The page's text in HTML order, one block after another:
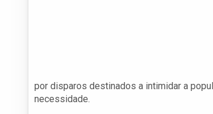
por disparos destinados a intimidar a
necessidade.